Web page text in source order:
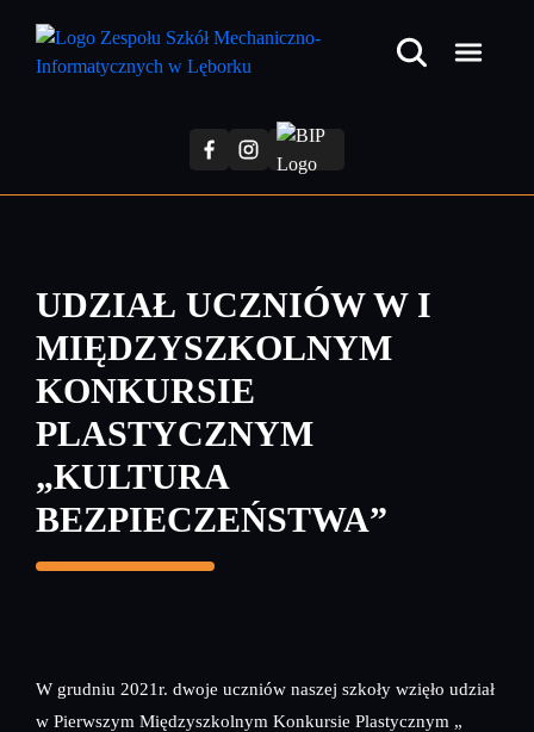
treści
UDZIAŁ UCZNIÓW W I
MIĘDZYSZKOLNYM
KONKURSIE
PLASTYCZNYM
„KULTURA
BEZPIECZEŃSTWA”
W grudniu 2021r. dwoje uczniów naszej szkoły wzięło udział
w Pierwszym Międzyszkolnym Konkursie Plastycznym „